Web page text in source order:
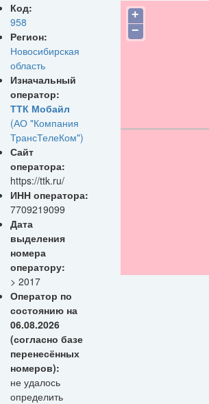
Код:
958
Регион:
Новосибирская
область
Изначальный
оператор:
ТТК Мобайл
(АО "Компания
ТрансТелеКом")
Сайт
оператора:
https://ttk.ru/
ИНН оператора:
7709219099
Дата
выделения
номера
оператору:
> 2017
Оператор по
состоянию на
06.08.2026
(согласно базе
перенесённых
номеров):
не удалось
определить
+
−